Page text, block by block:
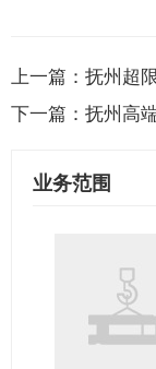
上一篇： 抚州超
下一篇： 抚州高
业务范围